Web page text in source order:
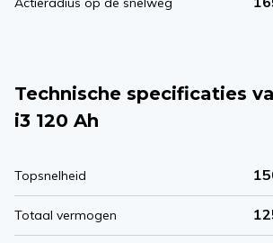
Technische specificaties
i3 120 Ah
Topsnelheid
Totaal vermogen